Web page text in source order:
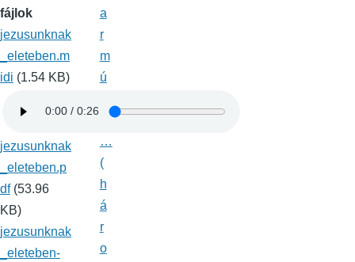
fájlok
jezusunknak
_eleteben.m
idi (1.54 KB)
jezusunknak
_eleteben.p
df (53.96
KB)
jezusunknak
_eleteben-
a
r
m
ú
…
(
h
á
r
o